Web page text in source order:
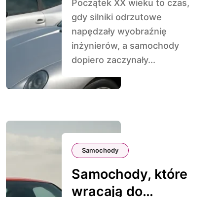
Początek XX wieku to czas,
gdy silniki odrzutowe
napędzały wyobraźnię
inżynierów, a samochody
dopiero zaczynały...
Samochody
Samochody, które
wracają do